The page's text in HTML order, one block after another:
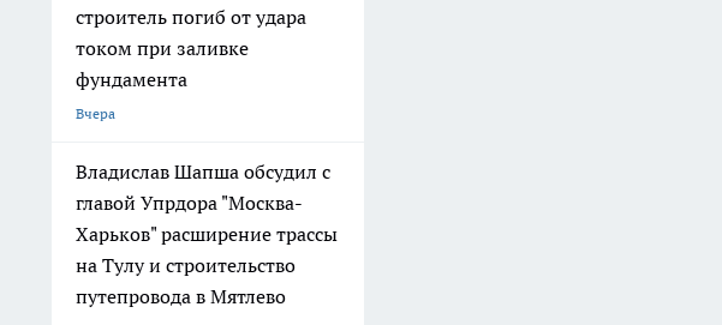
строитель погиб от удара
током при заливке
фундамента
Вчера
Владислав Шапша обсудил с
главой Упрдора "Москва-
Харьков" расширение трассы
на Тулу и строительство
путепровода в Мятлево